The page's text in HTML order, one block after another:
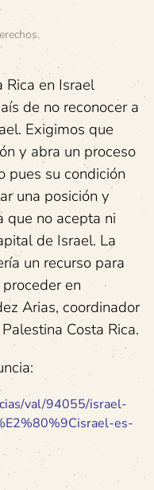
.
Rica en Israel
de no reconocer a
Exigimos que
y abra un proceso
pues su condición
una posición y
que no acepta ni
de Israel. La
un recurso para
en
Arias, coordinador
Costa Rica.
val/94055/israel-
es-